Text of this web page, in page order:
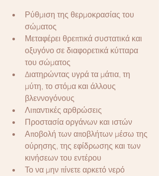
Ρύθμιση της θερμοκρασίας του
σώματος
Μεταφέρει θρεπτικά συστατικά και
οξυγόνο σε διαφορετικά κύτταρα
του σώματος
Διατηρώντας υγρά τα μάτια, τη
μύτη, το στόμα και άλλους
βλεννογόνους
Λιπαντικές αρθρώσεις
Προστασία οργάνων και ιστών
Αποβολή των αποβλήτων μέσω της
ούρησης, της εφίδρωσης και των
κινήσεων του εντέρου
Το να μην πίνετε αρκετό νερό